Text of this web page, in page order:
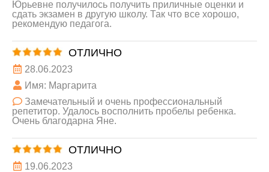
Юрьевне получилось получить приличные оценки и
сдать экзамен в другую школу. Так что все хорошо,
рекомендую педагога.
ОТЛИЧНО
28.06.2023
Имя: Маргарита
Замечательный и очень профессиональный
репетитор. Удалось восполнить пробелы ребенка.
Очень благодарна Яне.
ОТЛИЧНО
19.06.2023